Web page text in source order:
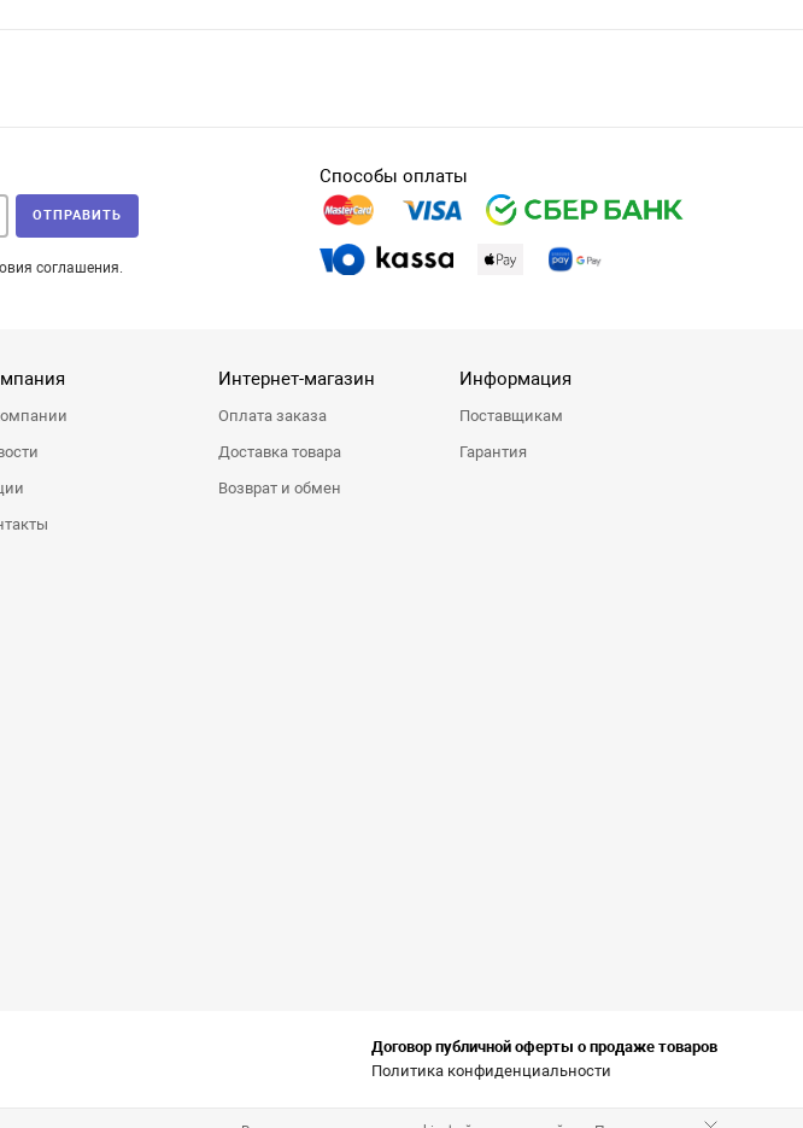
соглашения.
ОТПРАВИТЬ
Способы оплаты
Интернет-магазин
Оплата заказа
Доставка товара
Возврат и обмен
Информация
Поставщикам
Гарантия
Договор публичной оферты о продаже товаров
Политика конфиденциальности